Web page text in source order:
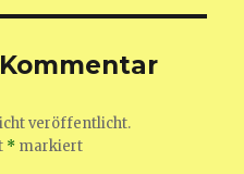
veröffentlicht.
* markiert